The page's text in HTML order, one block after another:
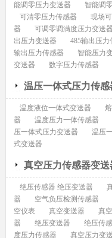
能调零压力变送器
智能调
可清零压力传感器
现场
器
可调零调满度压力变送器
出压力变送器
485输出压力
输出压力传感器
智能压力
变送器
数字压力传感器
温压一体式压力传感
温度液位一体式变送器
器
温度压力一体传感器
压一体式压力变送器
温压
式变送器
真空压力传感器变送
绝压传感器 绝压变送器
器
空气负压检测传感器
空仪表
真空变送器 真
器
绝压变送器 绝压传
度压力传感器
真空压力变